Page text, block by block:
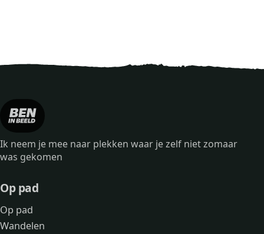
Ik neem je mee naar plekken waar je zelf niet zomaar
was gekomen
Op pad
Op pad
Wandelen